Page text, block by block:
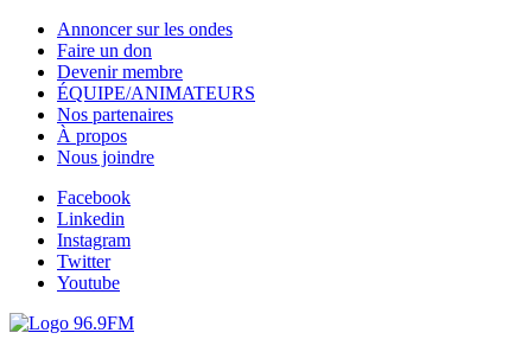
Annoncer sur les ondes
Faire un don
Devenir membre
ÉQUIPE/ANIMATEURS
Nos partenaires
À propos
Nous joindre
Facebook
Linkedin
Instagram
Twitter
Youtube